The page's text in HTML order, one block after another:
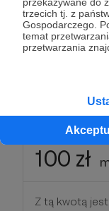
trzecich tj. z
Gospodarczego.
temat
przetwarzania
programistów.
miesięcznie
umiejętności i
100 zł
Z tą kwotą